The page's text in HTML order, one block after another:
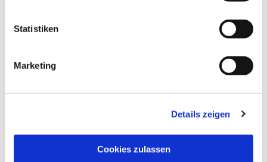
Statistiken
Marketing
Details zeigen
Cookies zulassen